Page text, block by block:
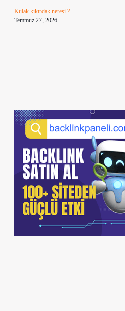
Kulak kıkırdak neresi ?
Temmuz 27, 2026